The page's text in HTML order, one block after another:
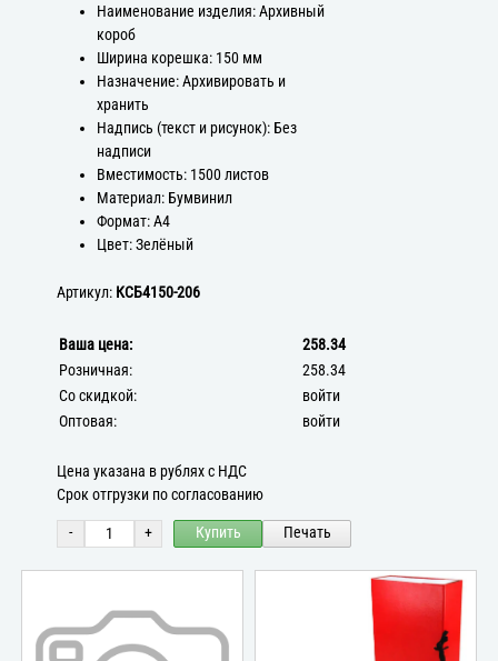
Наименование изделия: Архивный
короб
Ширина корешка: 150 мм
Назначение: Архивировать и
хранить
Надпись (текст и рисунок): Без
надписи
Вместимость: 1500 листов
Материал: Бумвинил
Формат: А4
Цвет: Зелёный
Артикул: КСБ4150-206
Ваша цена:
258.34
Розничная:
258.34
Со скидкой:
войти
Оптовая:
войти
Цена указана в рублях с НДС
Срок отгрузки по согласованию
- + Купить Печать